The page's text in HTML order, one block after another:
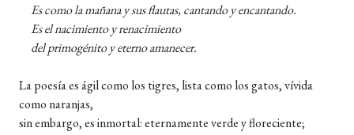
Es como la mañana y sus flautas, cantando y encantando.
Es el nacimiento y renacimiento
del primogénito y eterno amanecer.
La poesía es ágil como los tigres, lista como los gatos, vívida
como naranjas,
sin embargo, es inmortal: eternamente verde y floreciente;